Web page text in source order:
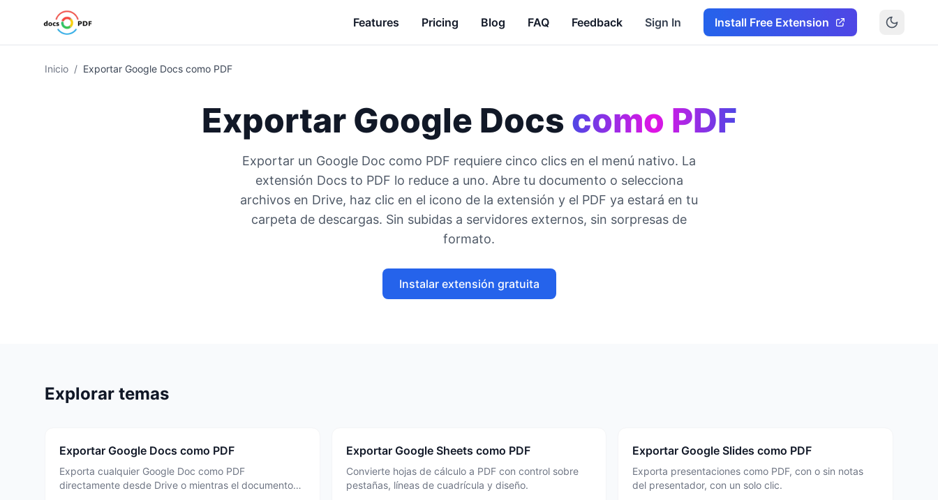
Features Pricing Blog FAQ Feedback Sign In Install Free Extension
Inicio / Exportar Google Docs como PDF
Exportar Google Docs como PDF
Exportar un Google Doc como PDF requiere cinco clics en el menú nativo. La
extensión Docs to PDF lo reduce a uno. Abre tu documento o selecciona
archivos en Drive, haz clic en el icono de la extensión y el PDF ya estará en tu
carpeta de descargas. Sin subidas a servidores externos, sin sorpresas de
formato.
Instalar extensión gratuita
Explorar temas
Exportar Google Docs como PDF
Exporta cualquier Google Doc como PDF
directamente desde Drive o mientras el documento
Exportar Google Sheets como PDF
Convierte hojas de cálculo a PDF con control sobre
pestañas, líneas de cuadrícula y diseño.
Exportar Google Slides como PDF
Exporta presentaciones como PDF, con o sin notas
del presentador, con un solo clic.